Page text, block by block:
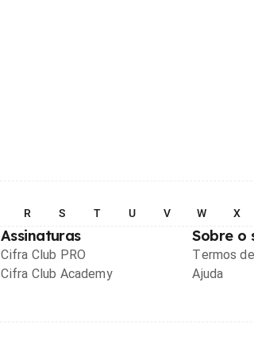
R S T U V W X
Assinaturas
Cifra Club PRO
Cifra Club Academy
Sobre o
Termos
Ajuda